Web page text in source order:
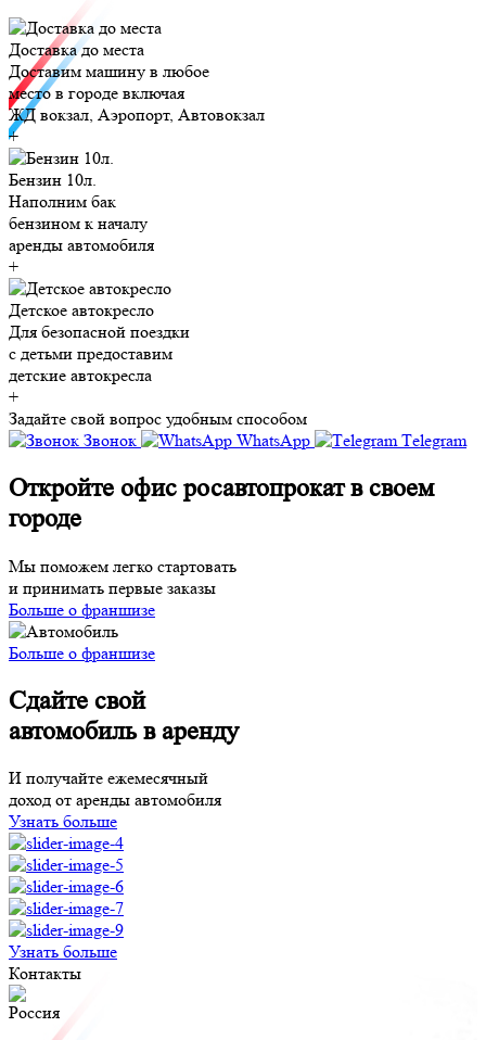
Доставка до места
Доставим машину в любое
место в городе включая
ЖД вокзал, Аэропорт, Автовокзал
+
Бензин 10л.
Наполним бак
бензином к началу
аренды автомобиля
+
Детское автокресло
Для безопасной поездки
с детьми предоставим
детские автокресла
+
Задайте свой вопрос удобным способом
Звонок
WhatsApp Тelegram
Откройте офис росавтопрокат в своем
городе
Мы поможем легко стартовать
и принимать первые заказы
Больше о франшизе
Больше о франшизе
Сдайте свой
автомобиль в аренду
И получайте ежемесячный
доход от аренды автомобиля
Узнать больше
Узнать больше
Контакты
Россия